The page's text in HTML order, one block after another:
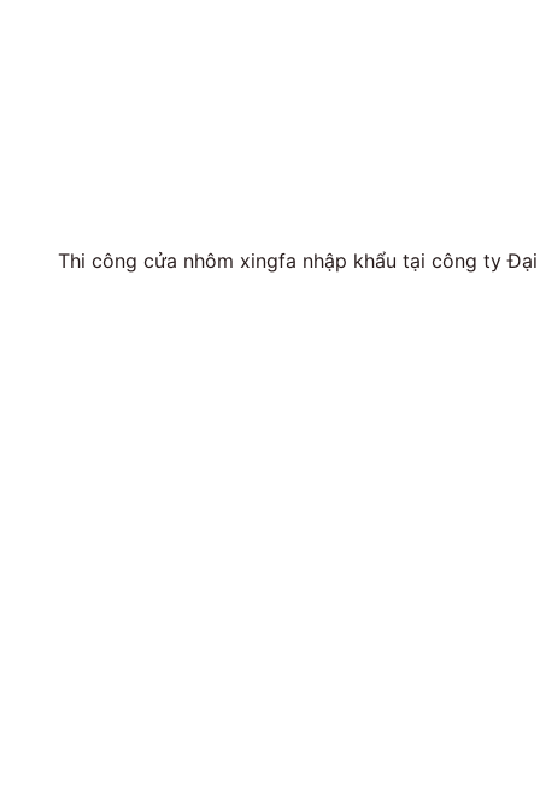
Thi công cửa nhôm xingfa nhập khẩu tại công ty